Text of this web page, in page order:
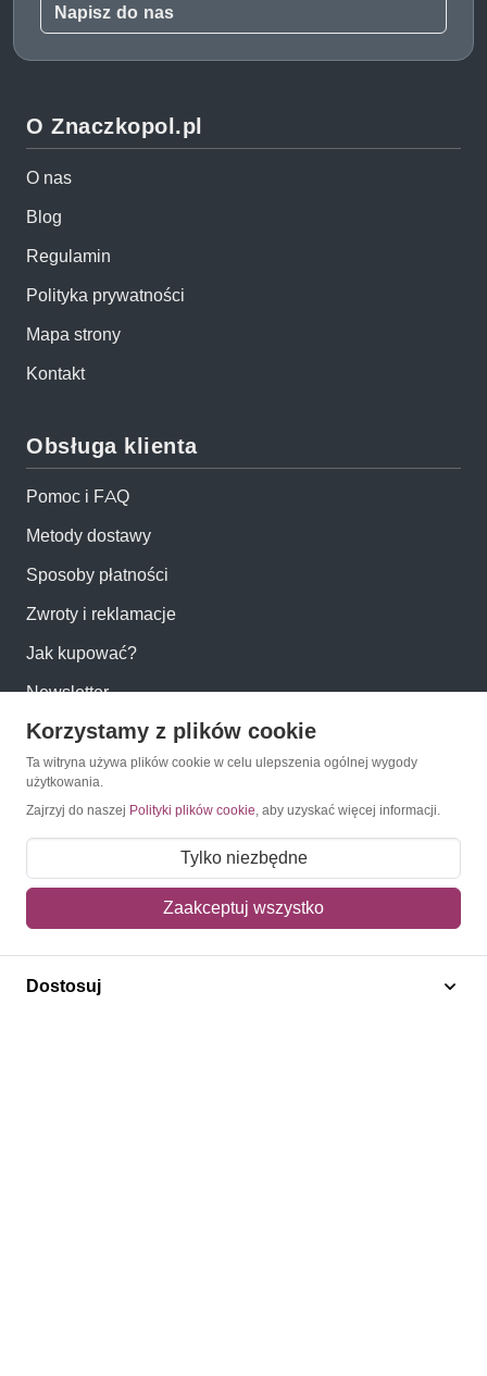
Napisz do nas
O Znaczkopol.pl
O nas
Blog
Regulamin
Polityka prywatności
Mapa strony
Kontakt
Obsługa klienta
Pomoc i FAQ
Metody dostawy
Sposoby płatności
Zwroty i reklamacje
Jak kupować?
Newsletter
Konto
Moje konto
Mój koszyk
Adres dostawy
Korzystamy z plików cookie
Ta witryna używa plików cookie w celu ulepszenia ogólnej wygody
użytkowania.
Zajrzyj do naszej Polityki plików cookie, aby uzyskać więcej informacji.
Tylko niezbędne
Zaakceptuj wszystko
Dostosuj